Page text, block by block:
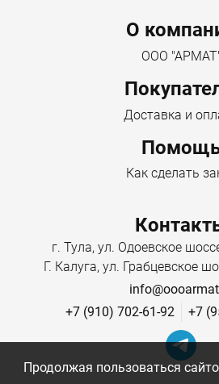
Menu footer
О
ООО
Доставка и
Как сделать
г. Тула, ул. Одоевское
Г. Калуга, ул. Грабцевское
+7 (910) 702-61-92
+7
Продолжая пользоваться